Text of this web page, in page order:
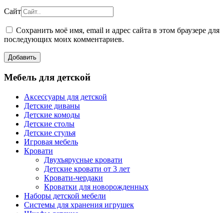
Сайт
Сохранить моё имя, email и адрес сайта в этом браузере для
последующих моих комментариев.
Мебель для детской
Аксессуары для детской
Детские диваны
Детские комоды
Детские столы
Детские стулья
Игровая мебель
Кровати
Двухъярусные кровати
Детские кровати от 3 лет
Кровати-чердаки
Кроватки для новорожденных
Наборы детской мебели
Системы для хранения игрушек